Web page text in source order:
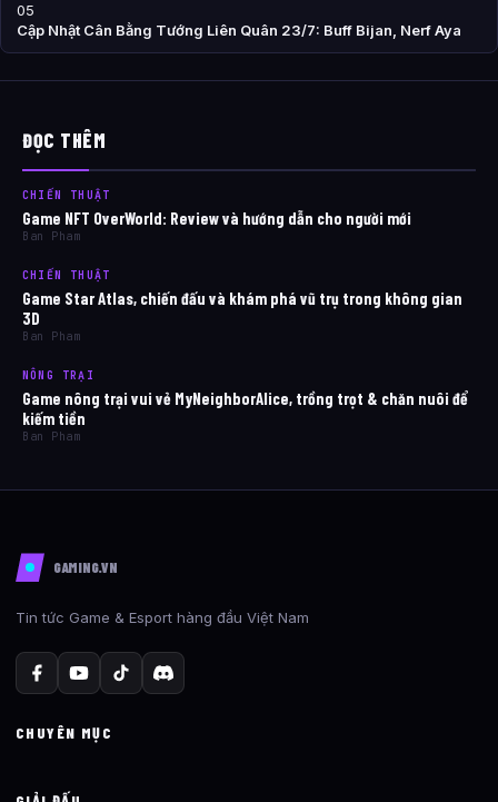
05
Cập Nhật Cân Bằng Tướng Liên Quân 23/7: Buff Bijan, Nerf Aya
ĐỌC THÊM
CHIẾN THUẬT
Game NFT OverWorld: Review và hướng dẫn cho người mới
Ban Pham
CHIẾN THUẬT
Game Star Atlas, chiến đấu và khám phá vũ trụ trong không gian
3D
Ban Pham
NÔNG TRẠI
Game nông trại vui vẻ MyNeighborAlice, trồng trọt & chăn nuôi để
kiếm tiền
Ban Pham
GAMING.VN
Tin tức Game & Esport hàng đầu Việt Nam
CHUYÊN MỤC